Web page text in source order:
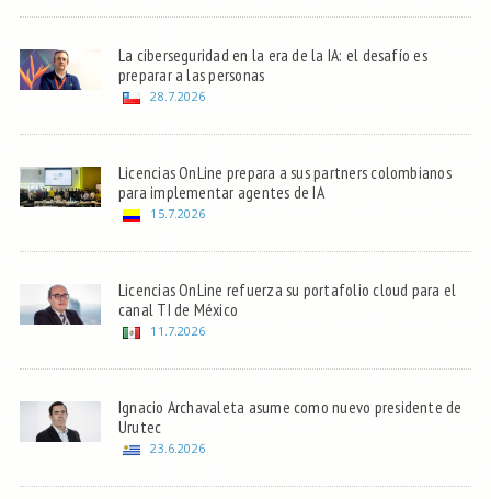
La ciberseguridad en la era de la IA: el desafío es
preparar a las personas
28.7.2026
Licencias OnLine prepara a sus partners colombianos
para implementar agentes de IA
15.7.2026
Licencias OnLine refuerza su portafolio cloud para el
canal TI de México
11.7.2026
Ignacio Archavaleta asume como nuevo presidente de
Urutec
23.6.2026